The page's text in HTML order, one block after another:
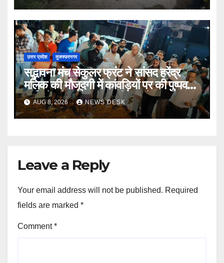
उत्तर प्रदेश मुजफ्फरनगर
सद्भावना मंच सेकुलर फ्रंट ने सांसद हरेंद्र
मलिक की मौजूदगी में कांवड़ियों पर की पुष्पवर्षा,
भाईचारे और सद्भावना का दिया संदेश
AUG 8, 2026 NEWS DESK
Leave a Reply
Your email address will not be published. Required
fields are marked *
Comment*